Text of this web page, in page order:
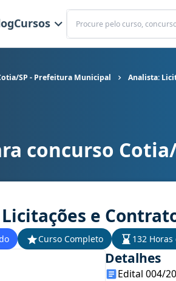
Cursos
Buscar
SP - Prefeitura Municipal Analista:
SP - Prefeitura Municipal cargo
concurso
e
Curso Completo 132 Horas
Detalhes
Edital 004/